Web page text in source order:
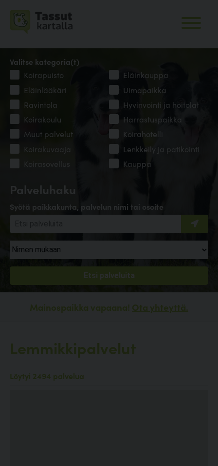
Palveluhaku
Syötä paikkakunta, palvelun nimi tai osoite
Valitse kategoria(t)
Koirapuisto
Eläinkauppa
Eläinlääkäri
Uimapaikka
Ravintola
Hyvinvointi ja hoitolat
Koirakoulu
Harrastuspaikka
Muut palvelut
Koirahotelli
Koirakuvaaja
Lenkkeily ja patikointi
Koirasovellus
Kauppa
Mainospaikka vapaana! Ota yhteyttä.
Lemmikkipalvelut
Löytyi 2494 palvelua